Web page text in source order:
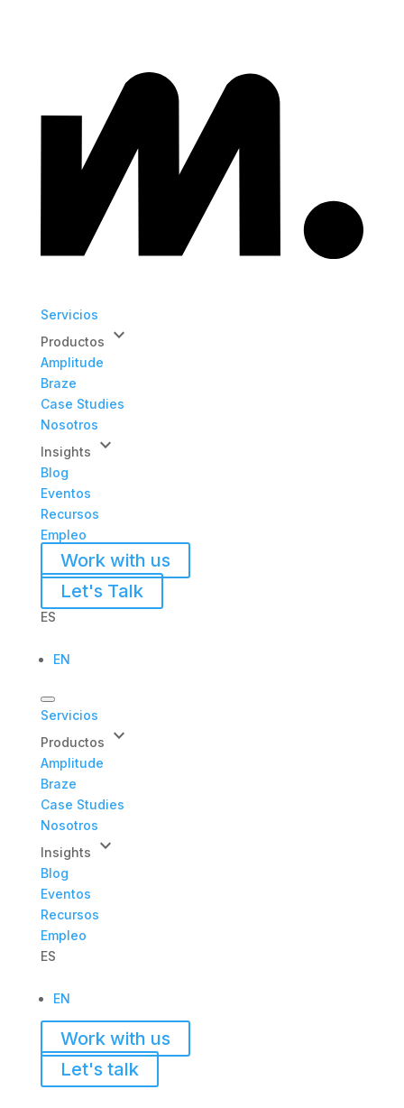
Servicios
Productos
keyboard_arrow_down
Amplitude
Braze
Case Studies
Nosotros
Insights
keyboard_arrow_down
Blog
Eventos
Recursos
Empleo
Work with us
Let's Talk
ES
EN
Servicios
Productos
keyboard_arrow_down
Amplitude
Braze
Case Studies
Nosotros
Insights
keyboard_arrow_down
Blog
Eventos
Recursos
Empleo
ES
EN
Work with us
Let's talk